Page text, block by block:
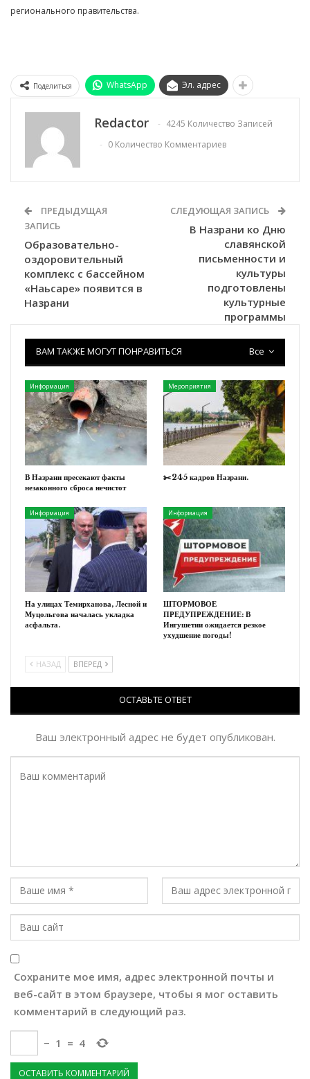
регионального правительства.
Поделиться WhatsApp Эл. адрес
Redactor
4245 Количество Записей
0 Количество Комментариев
ПРЕДЫДУЩАЯ
ЗАПИСЬ
Образовательно-
оздоровительный
комплекс с бассейном
«Наьсаре» появится в
Назрани
СЛЕДУЮЩАЯ ЗАПИСЬ
В Назрани ко Дню
славянской
письменности и
культуры
подготовлены
культурные
программы
Все
ВАМ ТАКЖЕ МОГУТ ПОНРАВИТЬСЯ
Информация
В Назрани пресекают факты
незаконного сброса нечистот
Мероприятия
✂️245 кадров Назрани.
Информация
На улицах Темирханова, Лесной и
Муцольгова началась укладка
асфальта.
Информация
ШТОРМОВОЕ
ПРЕДУПРЕЖДЕНИЕ: В
Ингушетии ожидается резкое
ухудшение погоды!
НАЗАД ВПЕРЕД
ОСТАВЬТЕ ОТВЕТ
Ваш электронный адрес не будет опубликован.
Сохраните мое имя, адрес электронной почты и
веб-сайт в этом браузере, чтобы я мог оставить
комментарий в следующий раз.
− 1 = 4